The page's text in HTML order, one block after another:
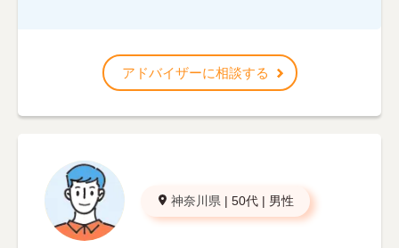
アドバイザーに相談する
神奈川県 | 50代 | 男性